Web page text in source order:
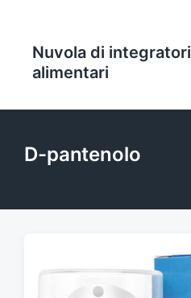
Nuvola di integratori
alimentari
D-pantenolo